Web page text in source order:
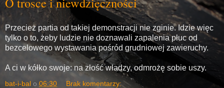
Przecież partia od takiej demonstracji nie zginie. Idzie więc
tylko o to, żeby ludzie nie doznawali zapalenia płuc od
bezcelowego wystawania pośród grudniowej zawieruchy.
A ci w kółko swoje: na złość władzy, odmrożę sobie uszy.
bat-i-bal o 06:30 Brak komentarzy: